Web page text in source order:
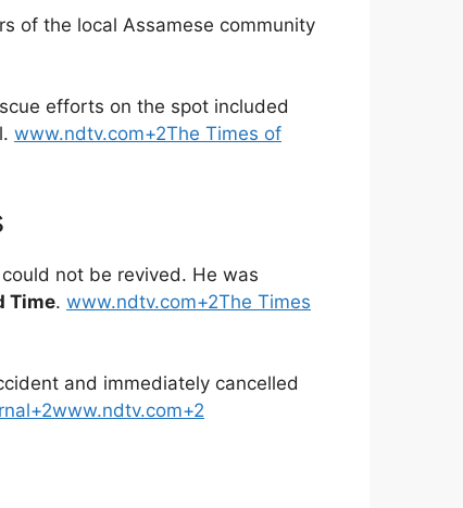
of the local Assamese community
efforts on the spot included
www.ndtv.com+2The Times of
not be revived. He was
Time. www.ndtv.com+2The Times
and immediately cancelled